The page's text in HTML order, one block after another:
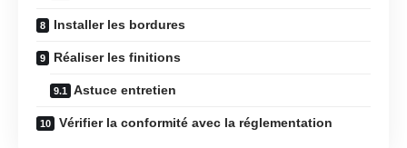
Installer les bordures
Réaliser les finitions
Astuce entretien
Vérifier la conformité avec la réglementation